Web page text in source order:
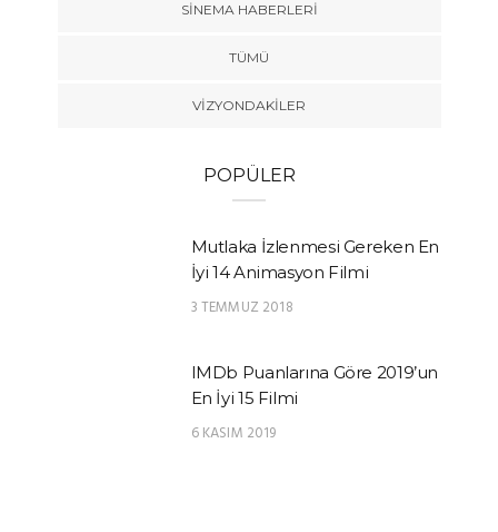
SINEMA HABERLERI
TÜMÜ
VIZYONDAKILER
POPÜLER
Mutlaka İzlenmesi Gereken En
İyi 14 Animasyon Filmi
3 TEMMUZ 2018
IMDb Puanlarına Göre 2019’un
En İyi 15 Filmi
6 KASIM 2019